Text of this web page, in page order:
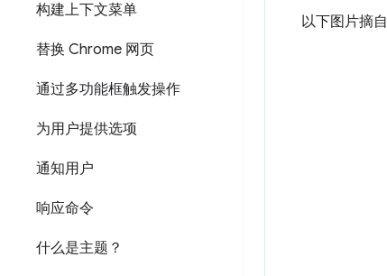
构建上下文菜单
替换 Chrome 网页
通过多功能框触发操作
为用户提供选项
通知用户
响应命令
什么是主题？
以下图片摘自